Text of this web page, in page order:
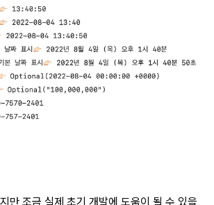
만 조금 실제 초기 개발에 도움이 될 수 있을